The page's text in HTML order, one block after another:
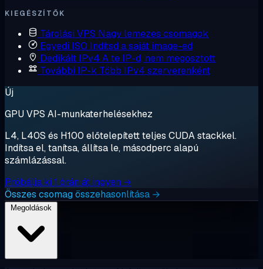
KIEGÉSZÍTŐK
Tárolási VPS Nagy lemezes csomagok
Egyedi ISO Indítsd a saját image-ed
Dedikált IPv4 A te IP-d, nem megosztott
További IP-k Több IPv4 szerverenként
Új
GPU VPS AI-munkaterhelésekhez
L4, L40S és H100 előtelepített teljes CUDA stackkel.
Indítsa el, tanítsa, állítsa le, másodperc alapú
számlázással.
Próbálja ki 1 órán át ingyen →
Összes csomag összehasonlítása →